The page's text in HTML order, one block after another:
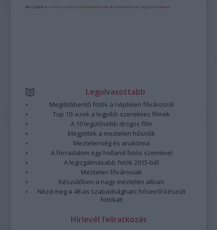
Részletek a Felhasználási feltételekben és azadatvédelmi tájékoztatóban
Legolvasottabb
Megdöbbentő fotók a néptelen fővárosról
Top 10: ezek a legjobb szerelmes filmek
A 10 legütősebb drogos film
Megjöttek a meztelen hősnők
Meztelenség és anatómia
A forradalom egy holland fotós szemével
A legizgalmasabb fotók 2015-ből
Meztelen fővárosiak
Készülőben a nagy meztelen album
Nézd meg a 48-as szabadságharc hőseiről készült
fotókat!
Hírlevél feliratkozás